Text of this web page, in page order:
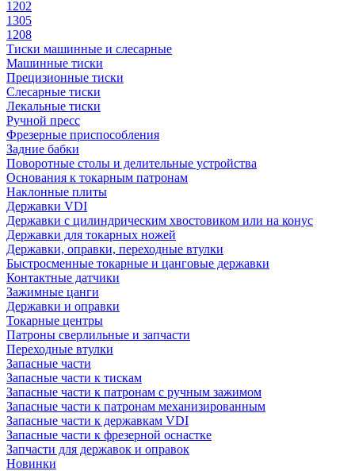
1202
1305
1208
Тиски машинные и слесарные
Машинные тиски
Прецизионные тиски
Слесарные тиски
Лекальные тиски
Ручной пресс
Фрезерные приспособления
Задние бабки
Поворотные столы и делительные устройства
Основания к токарным патронам
Наклонные плиты
Державки VDI
Державки с цилиндрическим хвостовиком или на конус
Державки для токарных ножей
Державки, оправки, переходные втулки
Быстросменные токарные и цанговые державки
Контактные датчики
Зажимные цанги
Державки и оправки
Токарные центры
Патроны сверлильные и запчасти
Переходные втулки
Запасные части
Запасные части к тискам
Запасные части к патронам с ручным зажимом
Запасные части к патронам механизированным
Запасные части к державкам VDI
Запасные части к фрезерной оснастке
Запчасти для державок и оправок
Новинки